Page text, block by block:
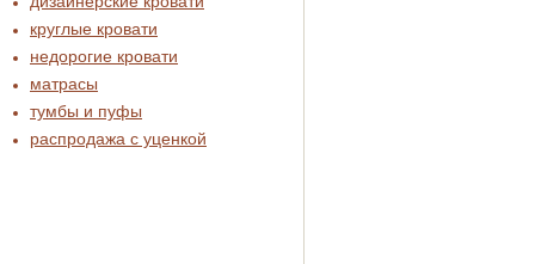
круглые кровати
недорогие кровати
матрасы
тумбы и пуфы
распродажа c уценкой